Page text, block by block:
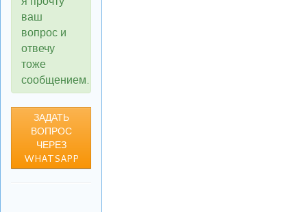
ваш
вопрос и
отвечу
тоже
сообщением.
ЗАДАТЬ
ВОПРОС
ЧЕРЕЗ
WHATSAPP